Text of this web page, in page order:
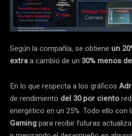
Según la compañía, se obtiene un
extraa cambio de un 30% menos
En lo que respecta a los gráficos
de rendimiento del 30 por ciento
energético en un 25%. Todo ello con
Gamingpara recibir futuras